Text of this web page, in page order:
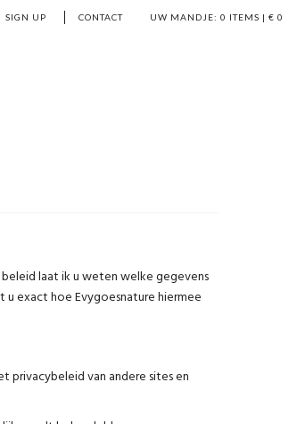
UW MANDJE: 0 ITEMS | € 0
SIGN UP CONTACT
laat ik u weten welke gegevens
exact hoe Evygoesnature hiermee
privacybeleid van andere sites en